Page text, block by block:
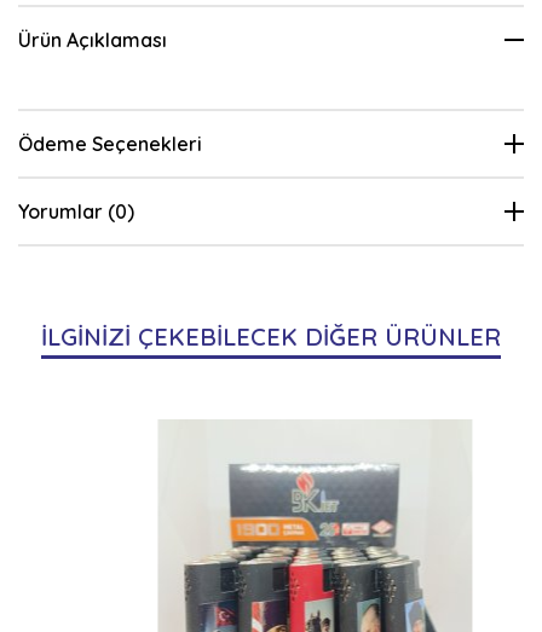
Ürün Açıklaması
Ödeme Seçenekleri
Yorumlar (0)
İLGİNİZİ ÇEKEBİLECEK DİĞER ÜRÜNLER